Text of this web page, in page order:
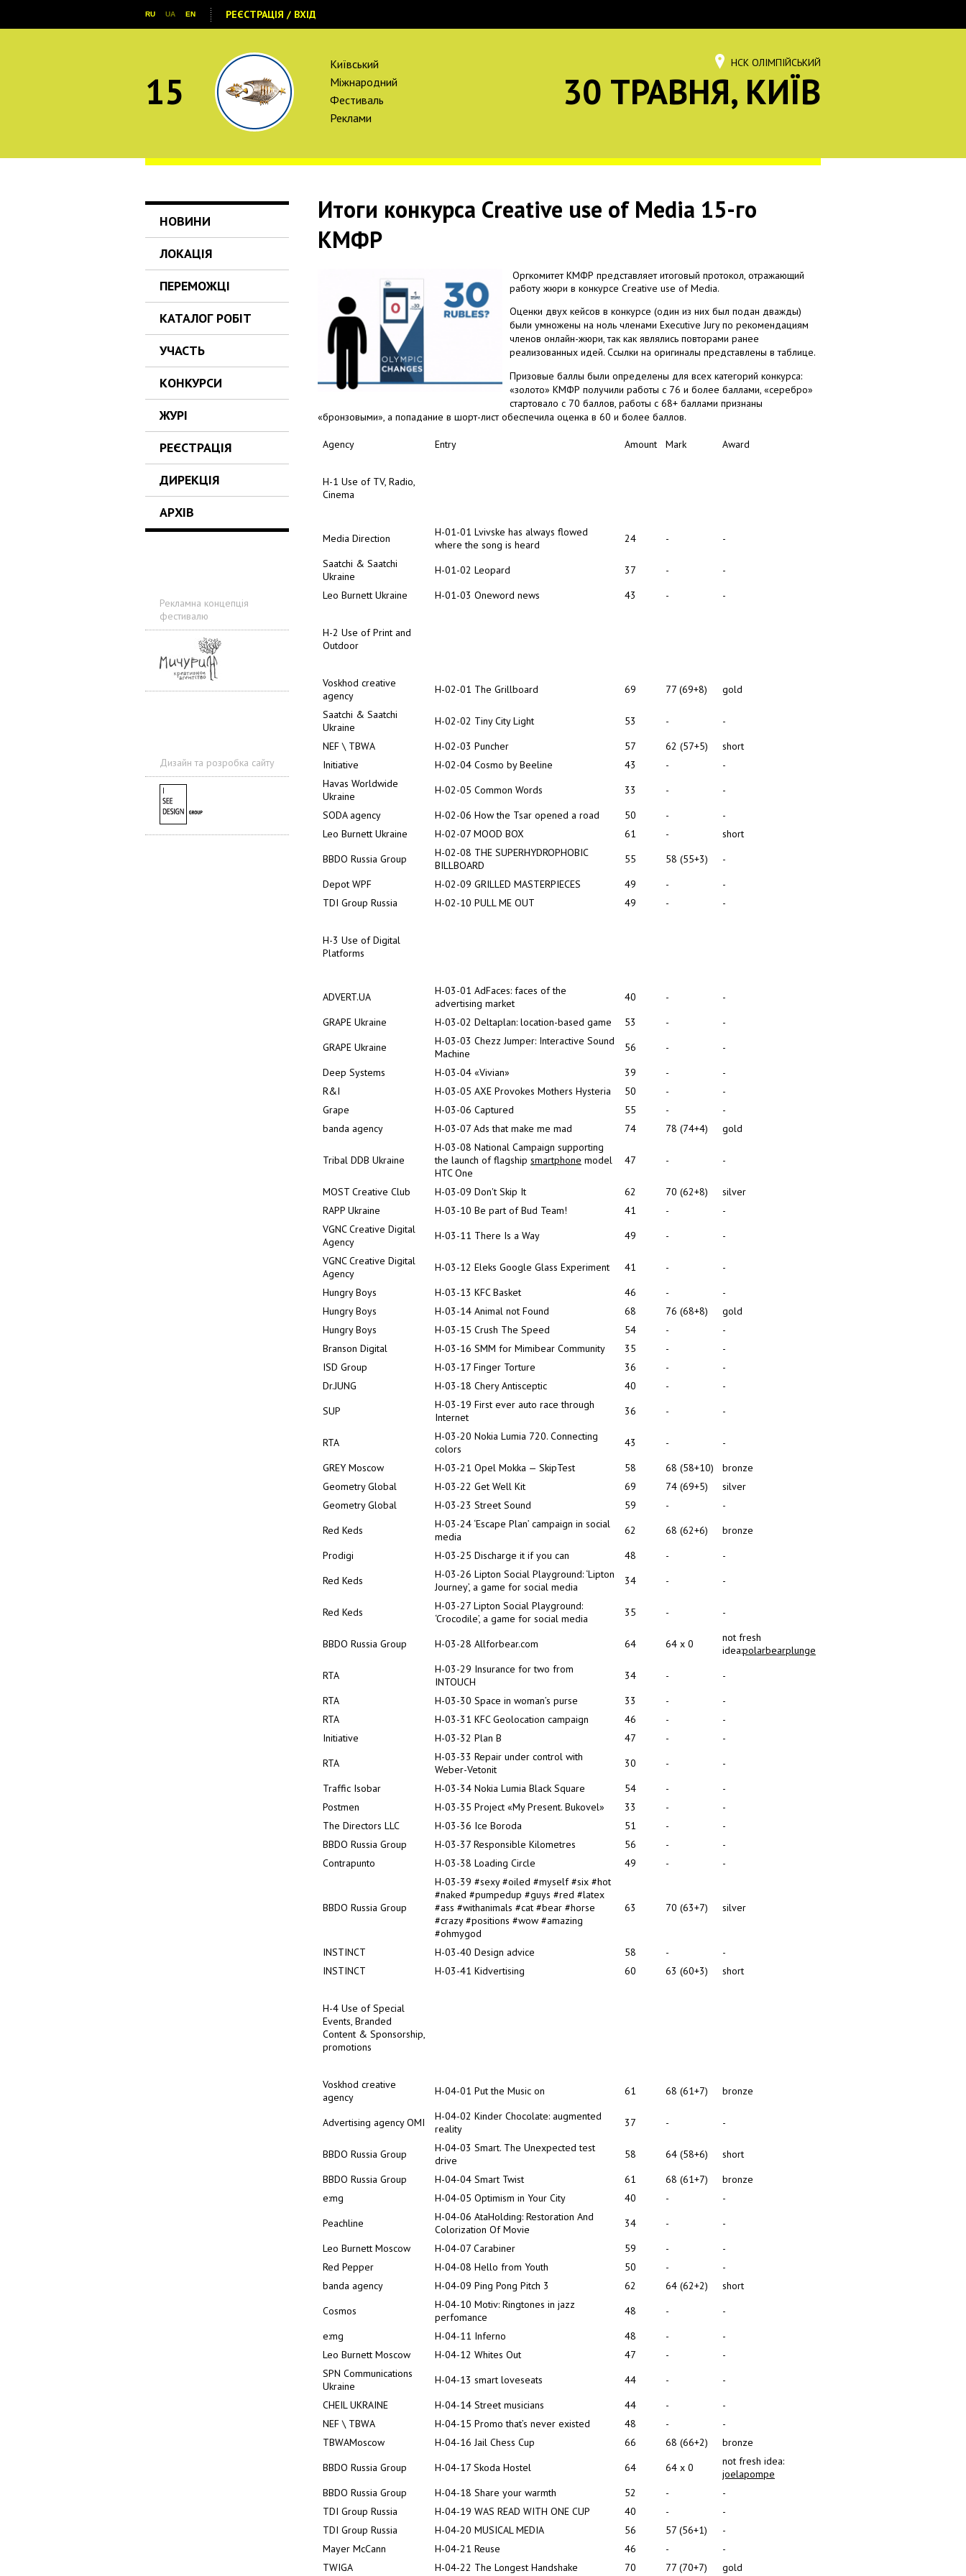
RU UA EN РЕЄСТРАЦІЯ / ВХІД
НСК ОЛІМПІЙСЬКИЙ
30 ТРАВНЯ, КИЇВ
15
Київський
Міжнародний
Фестиваль
Реклами
НОВИНИ
ЛОКАЦІЯ
ПЕРЕМОЖЦІ
КАТАЛОГ РОБІТ
УЧАСТЬ
КОНКУРСИ
ЖУРІ
РЕЄСТРАЦІЯ
ДИРЕКЦІЯ
АРХІВ
Рекламна концепція
фестивалю
Дизайн та розробка сайту
Итоги конкурса Creative use of Media 15-го
КМФР
Оргкомитет КМФР представляет итоговый протокол, отражающий
работу жюри в конкурсе Creative use of Media.
Оценки двух кейсов в конкурсе (один из них был подан дважды)
были умножены на ноль членами Executive Jury по рекомендациям
членов онлайн-жюри, так как являлись повторами ранее
реализованных идей. Ссылки на оригиналы представлены в таблице.
Призовые баллы были определены для всех категорий конкурса:
«золото» КМФР получили работы с 76 и более баллами, «серебро»
стартовало с 70 баллов, работы с 68+ баллами признаны
«бронзовыми», а попадание в шорт-лист обеспечила оценка в 60 и более баллов.
Agency Entry Amount Mark Award
H-1 Use of TV, Radio,
Cinema
Media Direction
H-01-01 Lvivske has always flowed
where the song is heard
24 -
-
Saatchi & Saatchi
Ukraine
H-01-02 Leopard 37 -
-
Leo Burnett Ukraine
H-01-03 Oneword news 43 - -
H-2 Use of Print and
Outdoor
Voskhod creative
agency
H-02-01 The Grillboard 69 77 (69+8)
gold
Saatchi & Saatchi
Ukraine
H-02-02 Tiny City Light 53 -
-
NEF \ TBWA
H-02-03 Puncher 57 62 (57+5)
short
Initiative
H-02-04 Cosmo by Beeline 43 -
-
Havas Worldwide
Ukraine
H-02-05 Common Words 33 -
-
SODA agency
H-02-06 How the Tsar opened a road 50 -
-
Leo Burnett Ukraine
H-02-07 MOOD BOX 61 -
short
BBDO Russia Group
H-02-08 THE SUPERHYDROPHOBIC
BILLBOARD
55 58 (55+3)
-
Depot WPF
H-02-09 GRILLED MASTERPIECES 49 -
-
TDI Group Russia
H-02-10 PULL ME OUT 49 - -
H-3 Use of Digital
Platforms
ADVERT.UA
H-03-01 AdFaces: faces of the
advertising market
40 -
-
GRAPE Ukraine
H-03-02 Deltaplan: location-based game 53 -
-
GRAPE Ukraine
H-03-03 Chezz Jumper: Interactive Sound
Machine
56 -
-
Deep Systems
H-03-04 «Vivian» 39 -
-
R&I
H-03-05 AXE Provokes Mothers Hysteria 50 -
-
Grape
H-03-06 Captured 55 -
-
banda agency
H-03-07 Ads that make me mad 74 78 (74+4) gold
Tribal DDB Ukraine
H-03-08 National Campaign supporting
the launch of flagship smartphone model
HTC One
47 - -
MOST Creative Club H-03-09 Don't Skip It 62 70 (62+8)
silver
RAPP Ukraine
H-03-10 Be part of Bud Team! 41 -
-
VGNC Creative Digital
Agency
H-03-11 There Is a Way 49 -
-
VGNC Creative Digital
Agency
H-03-12 Eleks Google Glass Experiment 41 -
-
Hungry Boys
H-03-13 KFC Basket 46 -
-
Hungry Boys
H-03-14 Animal not Found 68 76 (68+8)
gold
Hungry Boys
H-03-15 Crush The Speed 54 -
-
Branson Digital
H-03-16 SMM for Mimibear Community 35 -
-
ISD Group
H-03-17 Finger Torture 36 -
-
Dr.JUNG
H-03-18 Chery Antisceptic 40 -
-
SUP
H-03-19 First ever auto race through
Internet
36 - -
RTA
H-03-20 Nokia Lumia 720. Connecting
colors
43 -
-
GREY Moscow
H-03-21 Opel Mokka — SkipTest 58 68 (58+10)
bronze
Geometry Global
H-03-22 Get Well Kit 69 74 (69+5)
silver
Geometry Global
H-03-23 Street Sound 59 -
-
Red Keds
H-03-24 ‘Escape Plan’ campaign in social
media
62 68 (62+6)
bronze
Prodigi
H-03-25 Discharge it if you can 48 -
-
Red Keds
H-03-26 Lipton Social Playground: ‘Lipton
Journey’, a game for social media
34 - -
Red Keds
H-03-27 Lipton Social Playground:
‘Crocodile’, a game for social media
35 - -
BBDO Russia Group H-03-28 Allforbear.com 64 64 x 0
not fresh
idea:polarbearplunge
RTA
H-03-29 Insurance for two from
INTOUCH
34 -
-
RTA
H-03-30 Space in woman’s purse 33 -
-
RTA
H-03-31 KFC Geolocation campaign 46 -
-
Initiative
H-03-32 Plan B 47 -
-
RTA
H-03-33 Repair under control with
Weber-Vetonit
30 -
-
Traffic Isobar
H-03-34 Nokia Lumia Black Square 54 -
-
Postmen
H-03-35 Project «My Present. Bukovel» 33 -
-
The Directors LLC
H-03-36 Ice Boroda 51 -
-
BBDO Russia Group
H-03-37 Responsible Kilometres 56 -
-
Contrapunto
H-03-38 Loading Circle 49 - -
BBDO Russia Group
H-03-39 #sexy #oiled #myself #six #hot
#naked #pumpedup #guys #red #latex
#ass #withanimals #cat #bear #horse
#crazy #positions #wow #amazing
#ohmygod
63 70 (63+7) silver
INSTINCT H-03-40 Design advice 58 -
-
INSTINCT
H-03-41 Kidvertising 60 63 (60+3) short
H-4 Use of Special
Events, Branded
Content & Sponsorship,
promotions
Voskhod creative
agency
H-04-01 Put the Music on 61 68 (61+7) bronze
Advertising agency OMI
H-04-02 Kinder Choсolate: augmented
reality
37 - -
BBDO Russia Group
H-04-03 Smart. The Unexpected test
drive
58 64 (58+6)
short
BBDO Russia Group
H-04-04 Smart Twist 61 68 (61+7)
bronze
e:mg
H-04-05 Optimism in Your City 40 -
-
Peachline
H-04-06 AtaHolding: Restoration And
Colorization Of Movie
34 -
-
Leo Burnett Moscow
H-04-07 Carabiner 59 -
-
Red Pepper
H-04-08 Hello from Youth 50 -
-
banda agency
H-04-09 Ping Pong Pitch 3 62 64 (62+2)
short
Cosmos
H-04-10 Motiv: Ringtones in jazz
perfomance
48 -
-
e:mg
H-04-11 Inferno 48 -
-
Leo Burnett Moscow
H-04-12 Whites Out 47 -
-
SPN Communications
Ukraine
H-04-13 smart loveseats 44 -
-
CHEIL UKRAINE
H-04-14 Street musicians 44 -
-
NEF \ TBWA
H-04-15 Promo that’s never existed 48 -
-
TBWAMoscow
H-04-16 Jail Chess Cup 66 68 (66+2)
bronze
BBDO Russia Group
H-04-17 Skoda Hostel 64 64 x 0
not fresh idea:
joelapompe
BBDO Russia Group
H-04-18 Share your warmth 52 -
-
TDI Group Russia
H-04-19 WAS READ WITH ONE CUP 40 -
-
TDI Group Russia
H-04-20 MUSICAL MEDIA 56 57 (56+1)
-
Mayer McCann
H-04-21 Reuse 46 -
-
TWIGA
H-04-22 The Longest Handshake 70 77 (70+7) gold